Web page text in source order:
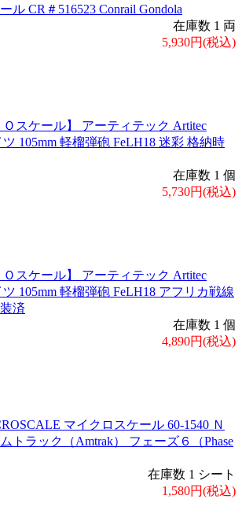
ル CR＃516523 Conrail Gondola
在庫数 1 両
5,930円(税込)
Ｏスケール】 アーティテック Artitec
ツ 105mm 軽榴弾砲 FeLH18 迷彩 格納時
在庫数 1 個
5,730円(税込)
Ｏスケール】 アーティテック Artitec
ツ 105mm 軽榴弾砲 FeLH18 アフリカ戦線
済
在庫数 1 個
4,890円(税込)
マイクロスケール 60-1540 Ｎ
トラック（Amtrak） フェーズ６（Phase
在庫数 1 シート
1,580円(税込)